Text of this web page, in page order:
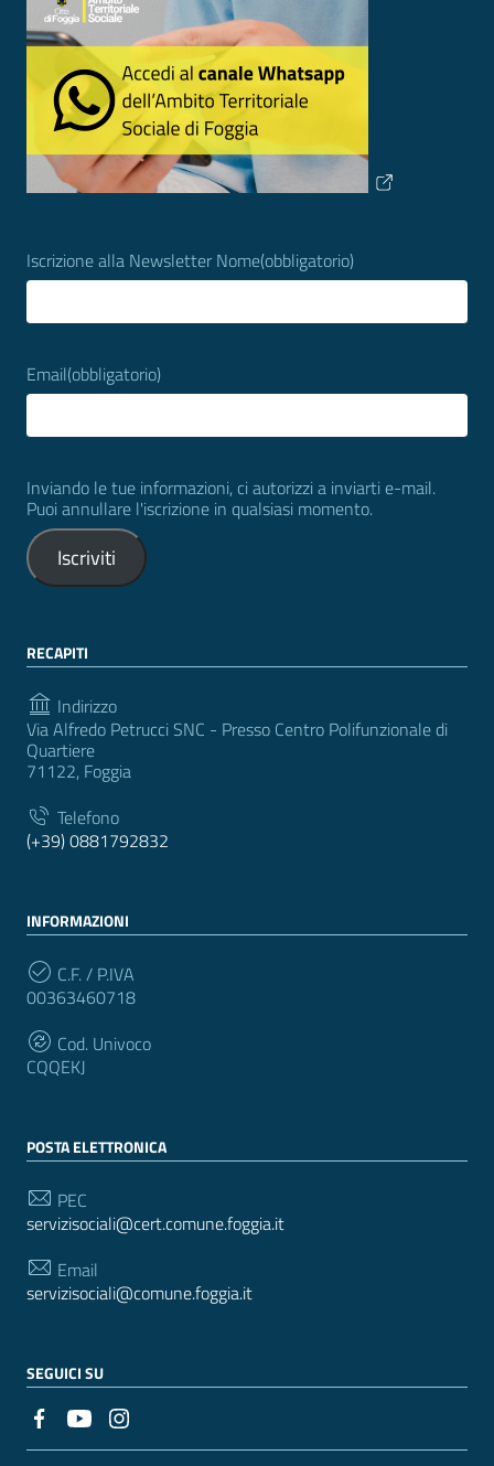
Iscrizione alla Newsletter Nome(obbligatorio)
Email(obbligatorio)
Inviando le tue informazioni, ci autorizzi a inviarti e-mail.
Puoi annullare l'iscrizione in qualsiasi momento.
Iscriviti
RECAPITI
Indirizzo
Via Alfredo Petrucci SNC - Presso Centro Polifunzionale di
Quartiere
71122, Foggia
Telefono
(+39) 0881792832
INFORMAZIONI
C.F. / P.IVA
00363460718
Cod. Univoco
CQQEKJ
POSTA ELETTRONICA
PEC
servizisociali@cert.comune.foggia.it
Email
servizisociali@comune.foggia.it
SEGUICI SU